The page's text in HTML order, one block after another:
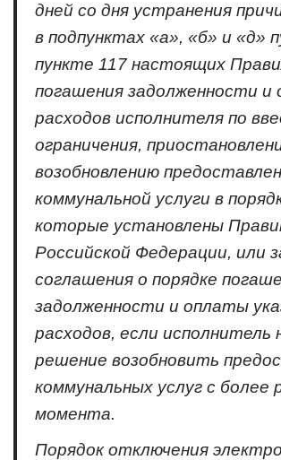
дней со дня устранения
в подпунктах «а», «б» и «д»
пункте 117 настоящих
погашения задолженности и
расходов исполнителя по
ограничения,
возобновлению
коммунальной услуги в
которые установлены
Российской Федерации, или
соглашения о порядке
задолженности и оплаты
расходов, если исполнитель
решение возобновить
коммунальных услуг с более
момента.
Порядок отключения